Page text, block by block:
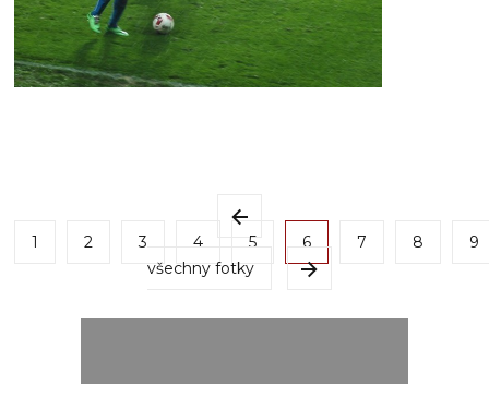
1 2 3 4 5 6 7 8
9
všechny fotky